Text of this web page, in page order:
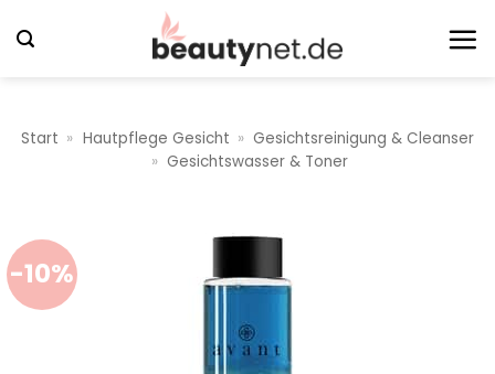
Inhalt
Start » Hautpflege Gesicht » Gesichtsreinigung & Cleanser
» Gesichtswasser & Toner
-10%